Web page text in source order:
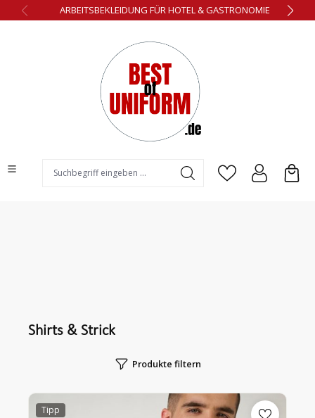
springenARBEITSBEKLEIDUNG FÜR HOTEL & GASTRONOMIE
Shirts & Strick
Produkte filtern
Tipp